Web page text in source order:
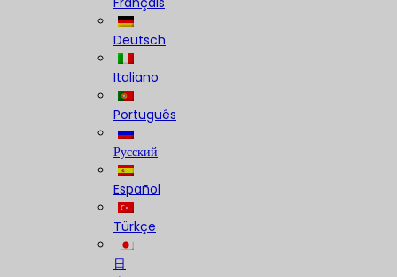
Deutsch
Italiano
Português
Русский
Español
Türkçe
日